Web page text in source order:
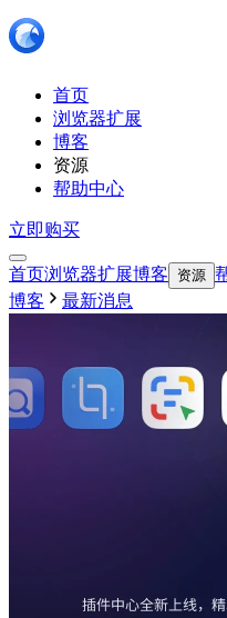
首页
浏览器扩展
博客
资源
帮助中心
立即购买
首页浏览器扩展博客 资源
博客
最新消息